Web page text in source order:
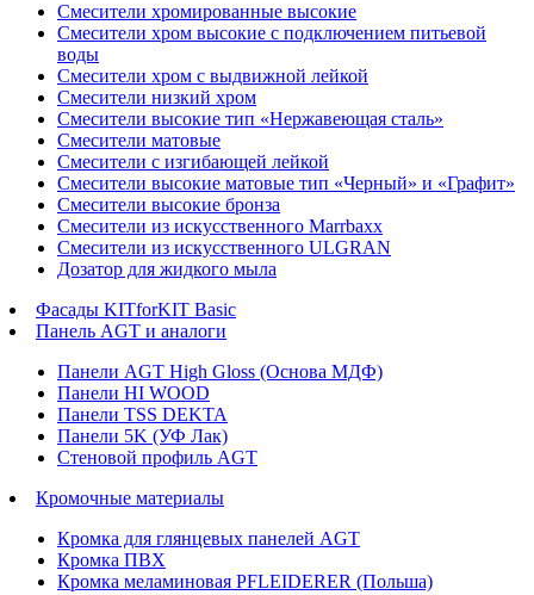
Смесители хромированные высокие
Смесители хром высокие с подключением питьевой
воды
Смесители хром с выдвижной лейкой
Смесители низкий хром
Смесители высокие тип «Нержавеющая сталь»
Смесители матовые
Смесители с изгибающей лейкой
Смесители высокие матовые тип «Черный» и «Графит»
Смесители высокие бронза
Смесители из искусственного Marrbaxx
Смесители из искусственного ULGRAN
Дозатор для жидкого мыла
Фасады KITforKIT Basic
Панель AGT и аналоги
Панели AGT High Gloss (Основа МДФ)
Панели HI WOOD
Панели TSS DEKTA
Панели 5K (УФ Лак)
Стеновой профиль AGT
Кромочные материалы
Кромка для глянцевых панелей AGT
Кромка ПВХ
Кромка меламиновая PFLEIDERER (Польша)